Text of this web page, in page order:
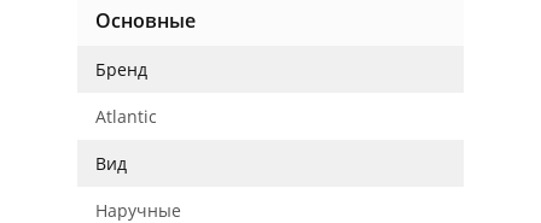
Основные
Бренд
Atlantic
Вид
Наручные